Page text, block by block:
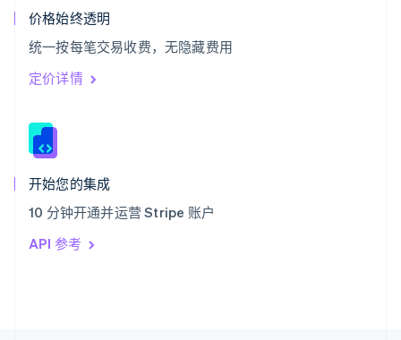
价格始终透明
统一按每笔交易收费，无隐藏费用
定价详情
开始您的集成
10 分钟开通并运营 Stripe 账户
API 参考
希腊
English
西班牙
Español
新加坡
新西兰
匈牙利
English
ItalianoEnglish
印度
English